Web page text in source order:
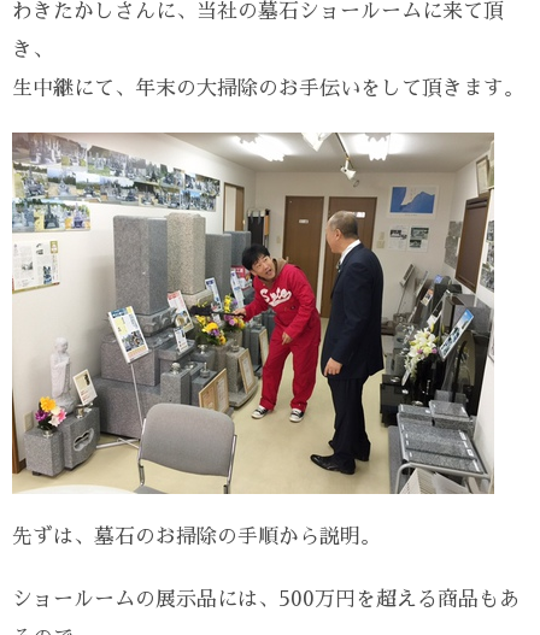
わきたかしさんに、当社の墓石ショールームに来て頂
き、
生中継にて、年末の大掃除のお手伝いをして頂きます。
先ずは、墓石のお掃除の手順から説明。
ショールームの展示品には、500万円を超える商品もあ